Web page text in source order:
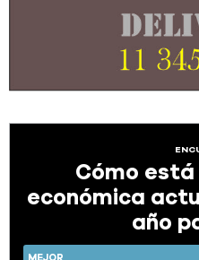
Cómo
económica
año
MEJOR